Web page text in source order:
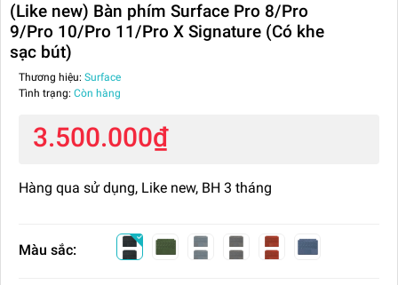
(Like new) Bàn phím Surface Pro 8/Pro
9/Pro 10/Pro 11/Pro X Signature (Có khe
sạc bút)
Thương hiệu: Surface
Tình trạng: Còn hàng
3.500.000₫
Hàng qua sử dụng, Like new, BH 3 tháng
Màu sắc: